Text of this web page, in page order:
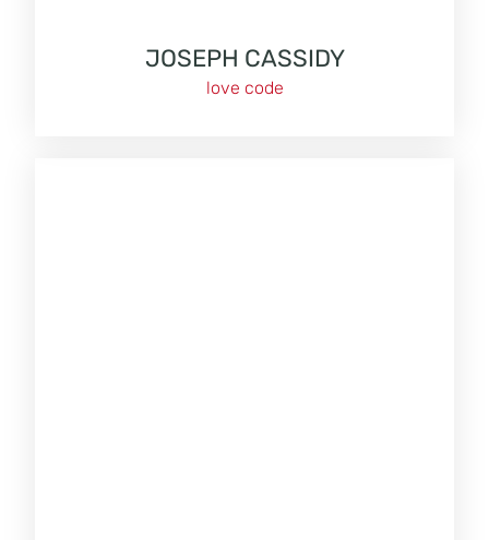
JOSEPH CASSIDY
love code